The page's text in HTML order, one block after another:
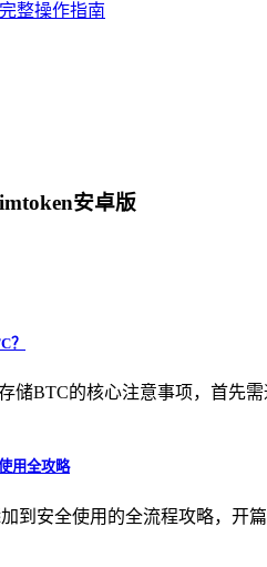
整操作指南
imtoken安卓版
？
储BTC的核心注意事项，首先
用全攻略
到安全使用的全流程攻略，开